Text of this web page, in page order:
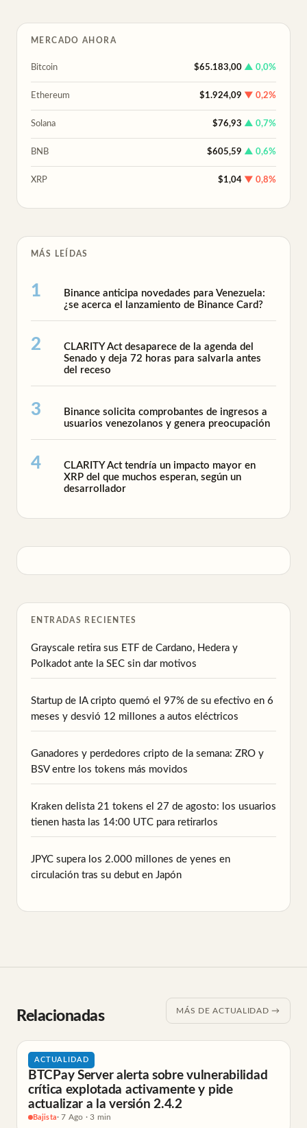
MERCADO AHORA
Bitcoin $65.183,00 ▲ 0,0%
Ethereum $1.924,09 ▼ 0,2%
Solana $76,93 ▲ 0,7%
BNB $605,59 ▲ 0,6%
XRP $1,04 ▼ 0,8%
MÁS LEÍDAS
Binance anticipa novedades para Venezuela:
¿se acerca el lanzamiento de Binance Card?
CLARITY Act desaparece de la agenda del
Senado y deja 72 horas para salvarla antes
del receso
Binance solicita comprobantes de ingresos a
usuarios venezolanos y genera preocupación
CLARITY Act tendría un impacto mayor en
XRP del que muchos esperan, según un
desarrollador
ENTRADAS RECIENTES
Grayscale retira sus ETF de Cardano, Hedera y
Polkadot ante la SEC sin dar motivos
Startup de IA cripto quemó el 97% de su efectivo en 6
meses y desvió 12 millones a autos eléctricos
Ganadores y perdedores cripto de la semana: ZRO y
BSV entre los tokens más movidos
Kraken delista 21 tokens el 27 de agosto: los usuarios
tienen hasta las 14:00 UTC para retirarlos
JPYC supera los 2.000 millones de yenes en
circulación tras su debut en Japón
Relacionadas MÁS DE ACTUALIDAD →
ACTUALIDAD
BTCPay Server alerta sobre vulnerabilidad
crítica explotada activamente y pide
actualizar a la versión 2.4.2
Bajista· 7 Ago · 3 min